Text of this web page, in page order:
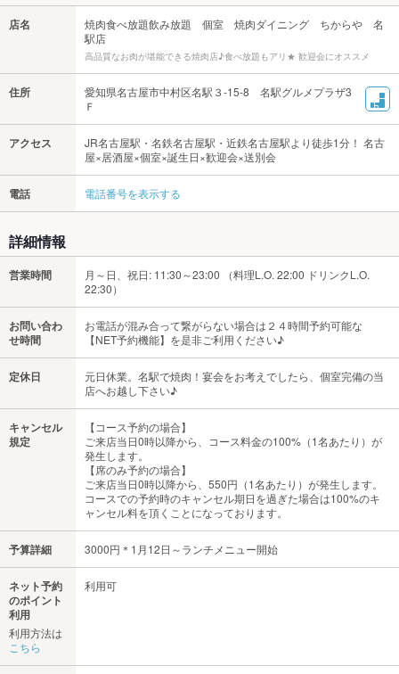
店名
焼肉食べ放題飲み放題 個室 焼肉ダイニング ちからや 名
駅店
高品質なお肉が堪能できる焼肉店♪食べ放題もアリ★ 歓迎会にオススメ
住所
愛知県名古屋市中村区名駅３-15-8 名駅グルメプラザ3
Ｆ
アクセス
JR名古屋駅・名鉄名古屋駅・近鉄名古屋駅より徒歩1分！ 名古
屋×居酒屋×個室×誕生日×歓迎会×送別会
電話 電話番号を表示する
詳細情報
営業時間
月～日、祝日: 11:30～23:00 （料理L.O. 22:00 ドリンクL.O.
22:30）
お問い合わ
せ時間
お電話が混み合って繋がらない場合は２４時間予約可能な
【NET予約機能】を是非ご利用ください♪
定休日
元日休業。名駅で焼肉！宴会をお考えでしたら、個室完備の当
店へお越し下さい♪
キャンセル
規定
【コース予約の場合】
ご来店当日0時以降から、コース料金の100%（1名あたり）が
発生します。
【席のみ予約の場合】
ご来店当日0時以降から、550円（1名あたり）が発生します。
コースでの予約時のキャンセル期日を過ぎた場合は100%のキ
ャンセル料を頂くことになっております。
予算詳細 3000円＊1月12日～ランチメニュー開始
ネット予約
のポイント
利用
利用方法は
こちら
利用可